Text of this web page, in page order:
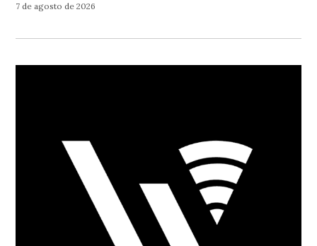
7 de agosto de 2026